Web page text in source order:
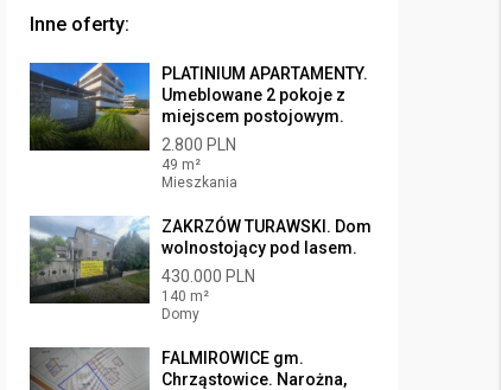
Inne oferty:
PLATINIUM APARTAMENTY.
Umeblowane 2 pokoje z
miejscem postojowym.
2.800 PLN
49 m²
Mieszkania
ZAKRZÓW TURAWSKI. Dom
wolnostojący pod lasem.
430.000 PLN
140 m²
Domy
FALMIROWICE gm.
Chrząstowice. Narożna,